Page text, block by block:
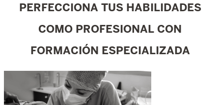
PERFECCIONA TUS HABILIDADES
COMO PROFESIONAL CON
FORMACIÓN ESPECIALIZADA